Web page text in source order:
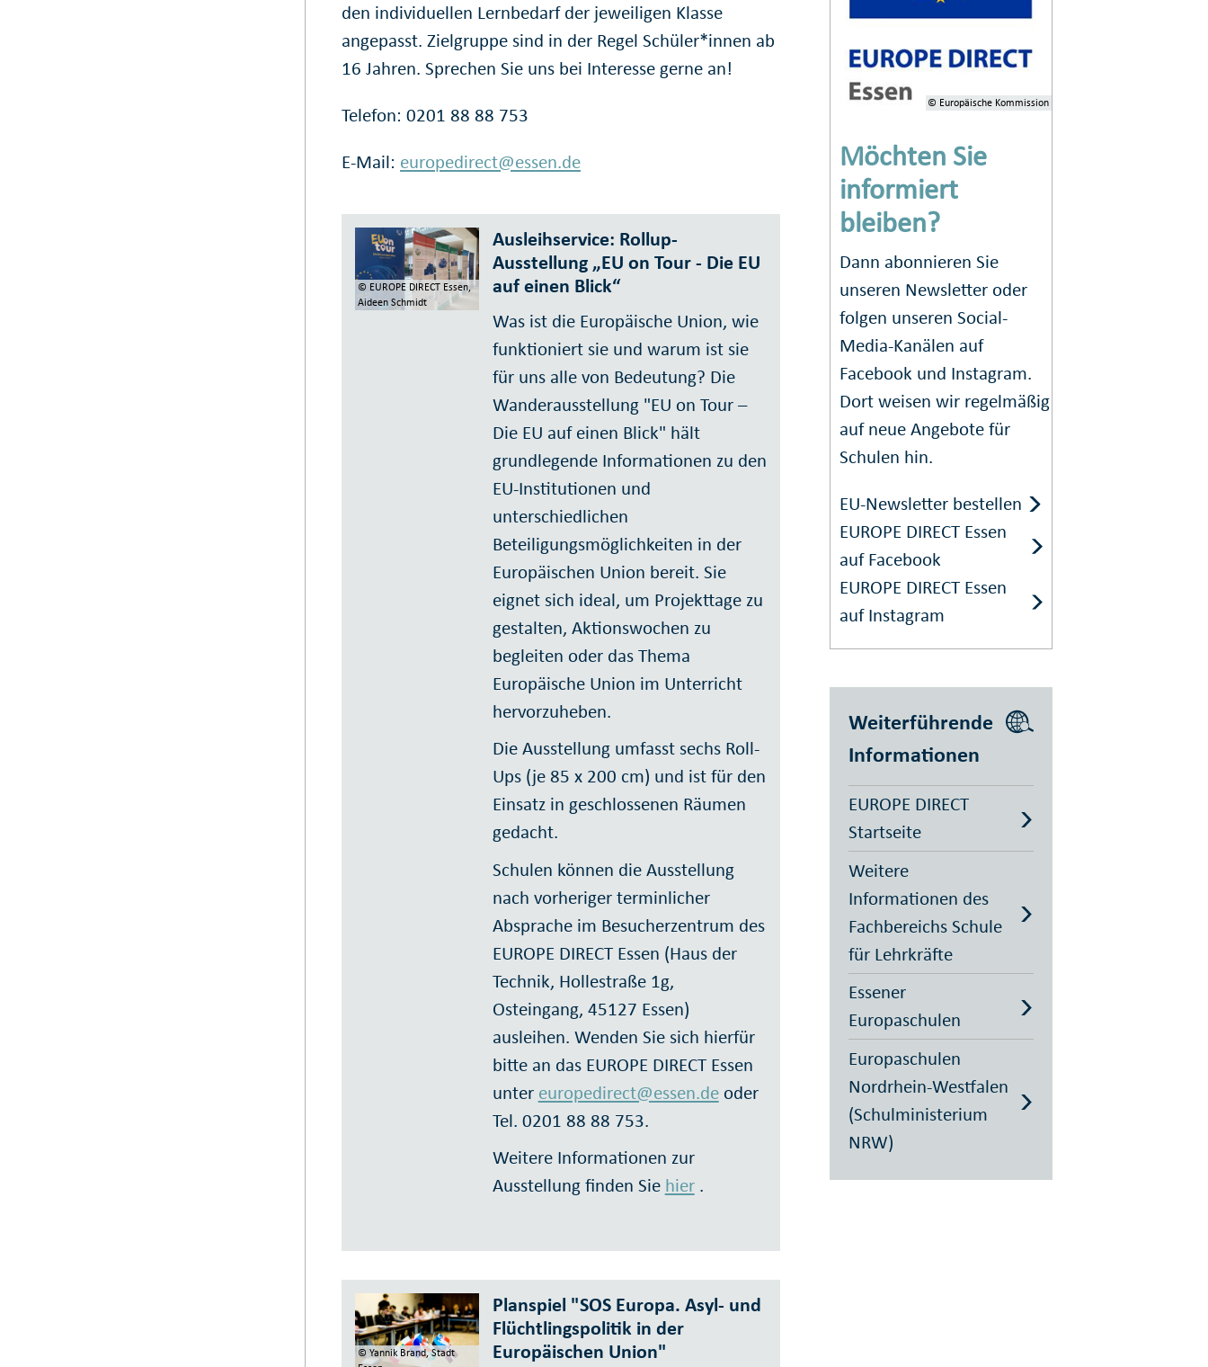
den individuellen Lernbedarf der jeweiligen Klasse
angepasst. Zielgruppe sind in der Regel Schüler*innen ab
16 Jahren. Sprechen Sie uns bei Interesse gerne an!
Telefon: 0201 88 88 753
E-Mail: europedirect@essen.de
© EUROPE DIRECT Essen,
Aideen Schmidt
Ausleihservice: Rollup-
Ausstellung „EU on Tour - Die EU
auf einen Blick“
Was ist die Europäische Union, wie
funktioniert sie und warum ist sie
für uns alle von Bedeutung? Die
Wanderausstellung "EU on Tour –
Die EU auf einen Blick" hält
grundlegende Informationen zu den
EU-Institutionen und
unterschiedlichen
Beteiligungsmöglichkeiten in der
Europäischen Union bereit. Sie
eignet sich ideal, um Projekttage zu
gestalten, Aktionswochen zu
begleiten oder das Thema
Europäische Union im Unterricht
hervorzuheben.
Die Ausstellung umfasst sechs Roll-
Ups (je 85 x 200 cm) und ist für den
Einsatz in geschlossenen Räumen
gedacht.
Schulen können die Ausstellung
nach vorheriger terminlicher
Absprache im Besucherzentrum des
EUROPE DIRECT Essen (Haus der
Technik, Hollestraße 1g,
Osteingang, 45127 Essen)
ausleihen. Wenden Sie sich hierfür
bitte an das EUROPE DIRECT Essen
unter europedirect@essen.deoder
Tel. 0201 88 88 753.
Weitere Informationen zur
Ausstellung finden Sie hier.
© Yannik Brand, Stadt
Planspiel "SOS Europa. Asyl- und
Flüchtlingspolitik in der
Europäischen Union"
© Europäische Kommission
Möchten Sie
informiert
bleiben?
Dann abonnieren Sie
unseren Newsletter oder
folgen unseren Social-
Media-Kanälen auf
Facebook und Instagram.
Dort weisen wir regelmäßig
auf neue Angebote für
Schulen hin.
EU-Newsletter bestellen
EUROPE DIRECT Essen
auf Facebook
EUROPE DIRECT Essen
auf Instagram
Weiterführende
Informationen
EUROPE DIRECT
Startseite
Weitere
Informationen des
Fachbereichs Schule
für Lehrkräfte
Essener
Europaschulen
Europaschulen
Nordrhein-Westfalen
(Schulministerium
NRW)